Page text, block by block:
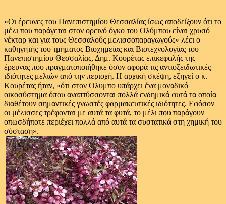
«Οι έρευνες του Πανεπιστημίου Θεσσαλίας ίσως αποδείξουν ότι το
μέλι που παράγεται στον ορεινό όγκο του Ολύμπου είναι χρυσό
νέκταρ και για τους Θεσσαλούς μελισσοπαραγωγούς» λέει ο
καθηγητής του τμήματος Βιοχημείας και Βιοτεχνολογίας του
Πανεπιστημίου Θεσσαλίας, Δημ. Κουρέτας επικεφαλής της
έρευνας που πραγματοποιήθηκε όσον αφορά τις αντιοξειδωτικές
ιδιότητες μελιών από την περιοχή. Η αρχική σκέψη, εξηγεί ο κ.
Κουρέτας ήταν, «ότι στον Ολυμπο υπάρχει ένα μοναδικό
οικοσύστημα όπου αναπτύσσονται πολλά ενδημικά φυτά τα οποία
διαθέτουν σημαντικές γνωστές φαρμακευτικές ιδιότητες. Εφόσον
οι μέλισσες τρέφονται με αυτά τα φυτά, το μέλι που παράγουν
οπωσδήποτε περιέχει πολλά από αυτά τα συστατικά στη χημική του
σύσταση».